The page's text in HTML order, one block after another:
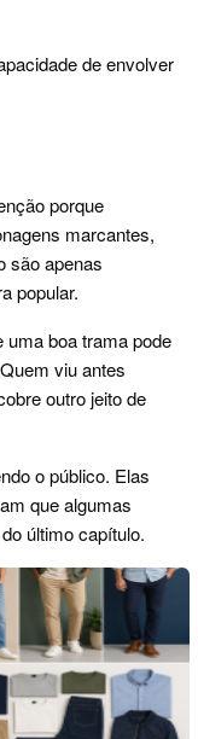
de envolver
porque
marcantes,
são apenas
popular.
boa trama pode
viu antes
outro jeito de
o público. Elas
que algumas
último capítulo.